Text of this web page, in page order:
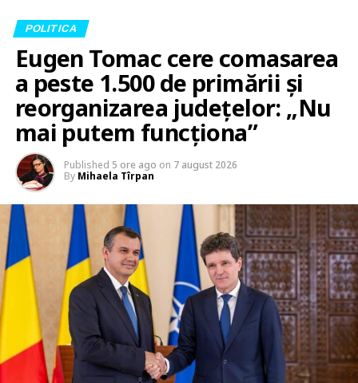
POLITICA
Eugen Tomac cere comasarea
a peste 1.500 de primării și
reorganizarea județelor: „Nu
mai putem funcționa”
Published 5 ore ago on 7 august 2026
By Mihaela Tîrpan